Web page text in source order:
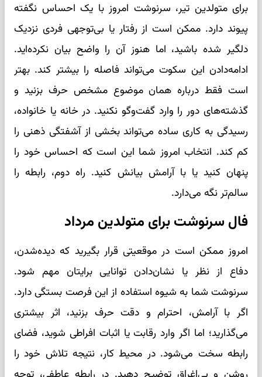
برای متولدین تیر، سرنوشت امروز با یک احساس نگفته
پیوند دارد. ممکن است از رفتار یا بی‌توجهی فردی نزدیک
دلگیر شده باشید، اما هنوز آن را واضح بیان نکرده‌اید.
ادامه‌دادن این سکوت می‌تواند فاصله را بیشتر کند. بهتر
است فقط درباره همان موضوع مشخص حرف بزنید و
گذشته‌های دور را وارد گفت‌وگو نکنید. در خانه یا خانواده،
رسیدگی به کاری ساده می‌تواند بخشی از آشفتگی ذهنی را
کم کند. انتخاب امروز شما این است که احساس خود را
پنهان کنید یا با آرامش بیانش کنید. راه دوم، رابطه را
سالم‌تر نگه می‌دارد.
فال سرنوشت برای متولدین مرداد
امروز ممکن است در موقعیتی قرار بگیرید که دیده‌شدن،
دفاع از نظر یا نشان‌دادن توانایی برایتان مهم شود.
سرنوشت شما به شیوه استفاده از این فرصت بستگی دارد.
اگر با آرامش، احترام و دقت حرف بزنید، اثر بیشتری
می‌گذارید؛ اما اگر وارد رقابت یا اثبات افراطی شوید، فضای
رابطه سخت می‌شود. در محیط کار، نتیجه تلاش خود را